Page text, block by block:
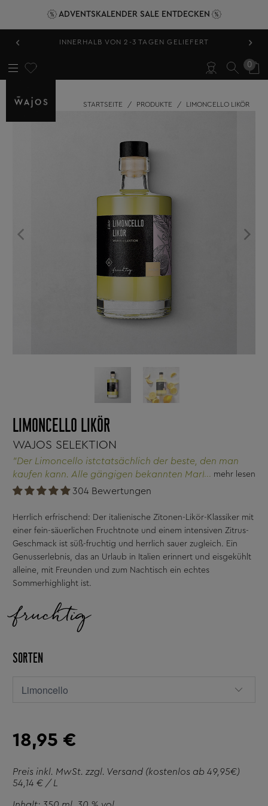
ADVENTSKALENDER SALE ENTDECKEN
‹ HERVORRAGEND BEWERTET 4,89/5 ›
0
STARTSEITE / PRODUKTE / LIMONCELLO LIKÖR
LIMONCELLO LIKÖR
WAJOS SELEKTION
"Der Limoncello istctatsächlich der beste, den man
kaufen kann. Alle gängigen bekannten Marken sind
nicht mal annähernd so lecker, wie dieser Limoncello.
mehr lesen
304 Bewertungen
Herrlich erfrischend: Der italienische Zitonen-Likör-Klassiker mit
einer fein-säuerlichen Fruchtnote und einem intensiven Zitrus-
Geschmack ist süß-fruchtig und herrlich sauer zugleich. Ein
Genusserlebnis, das an Urlaub in Italien erinnert und eisgekühlt
alleine, mit Freunden und zum Nachtisch ein echtes
Sommerhighlight ist.
fruchtig
SORTEN
18,95 €
Preis inkl. MwSt. zzgl. Versand (kostenlos ab 49,95€)
54,14 € / L